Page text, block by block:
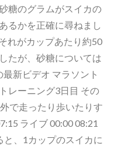
糖のグラムがスイカの
るかを正確に尋ねまし
れがカップあたり約50
たが、砂糖については
新ビデオ マラソント
レーニング3日目 その
で走ったり歩いたりす
ライブ 00:00 08:21
、1カップのスイカに